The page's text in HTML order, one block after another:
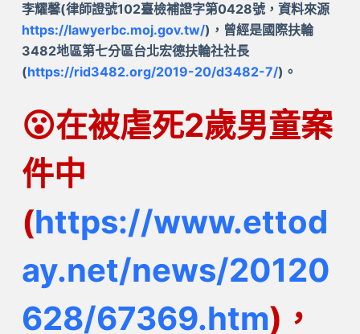
李耀馨(律師證號102臺檢補證字第0428號，資料來源
https://lawyerbc.moj.gov.tw/)，曾經是國際扶輪
3482地區第七分區台北宏德扶輪社社長
(https://rid3482.org/2019-20/d3482-7/)。
😮在被虐死2歲男童案
件中
(https://www.ettod
ay.net/news/20120
628/67369.htm)，